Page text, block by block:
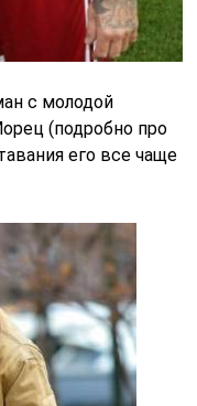
с молодой
(подробно про
его все чаще